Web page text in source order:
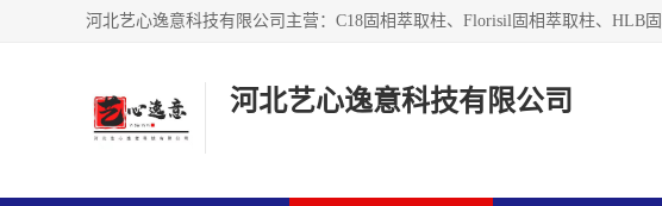
河北艺心逸意科技有限公司